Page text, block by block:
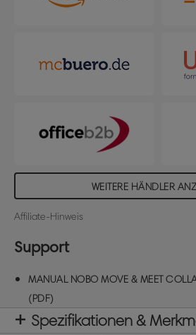
Bereicherung für jede
enthalten ist ein umfangreiches
über 1.900 Artikeln. Jede Tafel
WEITERE HÄNDLER
Affiliate-Hinweis
Support
MANUAL NOBO MOVE & MEET
(PDF)
Spezifikationen &